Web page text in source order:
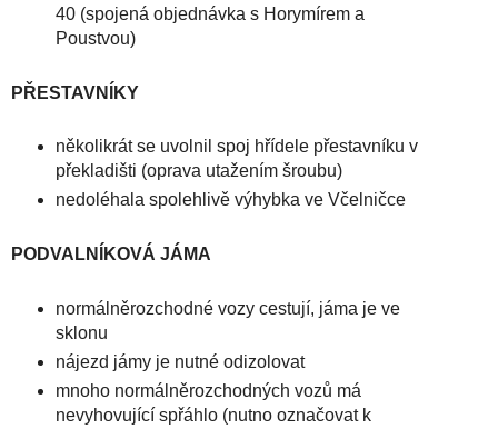
40 (spojená objednávka s Horymírem a
Poustvou)
PŘESTAVNÍKY
několikrát se uvolnil spoj hřídele přestavníku v
překladišti (oprava utažením šroubu)
nedoléhala spolehlivě výhybka ve Včelničce
PODVALNÍKOVÁ JÁMA
normálněrozchodné vozy cestují, jáma je ve
sklonu
nájezd jámy je nutné odizolovat
mnoho normálněrozchodných vozů má
nevyhovující spřáhlo (nutno označovat k